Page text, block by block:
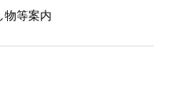
物等案内